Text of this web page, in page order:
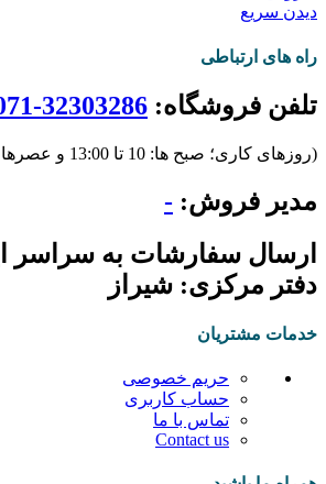
دیدن سریع
راه های ارتباطی
تلفن فروشگاه: 32303286-071
(روزهای کاری؛ صبح ها: 10 تا 13:00 و عصرها 17 تا 21)
مدیر فروش: -
ارسال سفارشات به سراسر
دفتر مرکزی: شیراز
خدمات مشتریان
حریم خصوصی
حساب کاربری
تماس با ما
Contact us